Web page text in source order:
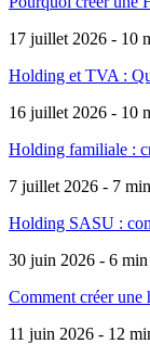
17 juillet 2026 - 10
Holding et TVA :
16 juillet 2026 - 10
Holding familiale :
7 juillet 2026 - 7 min
Holding SASU :
30 juin 2026 - 6 min
Comment créer
11 juin 2026 - 12